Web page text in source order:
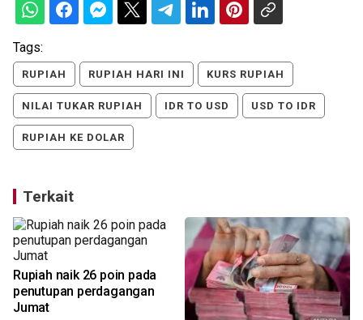
Tags:
RUPIAH RUPIAH HARI INI KURS RUPIAH
NILAI TUKAR RUPIAH IDR TO USD USD TO IDR
RUPIAH KE DOLAR
Terkait
Rupiah naik 26 poin pada
penutupan perdagangan
Jumat